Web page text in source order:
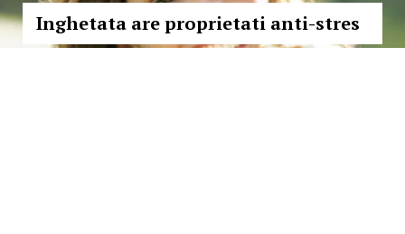
Inghetata are proprietati anti-stres